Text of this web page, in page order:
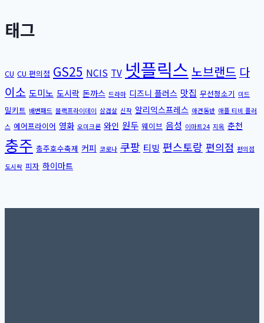
태그
CU CU 편의점 GS25 NCIS TV 넷플릭스 노브랜드 다
이소 도미노 도시락 돈까스 드라마 디즈니 플러스 맛집 무선청소기 미드
밀키트 배변패드 블랙프라이데이 삼겹살 신작 알리익스프레스 애견동반 애플 티비 플러
스 에어프라이어 영화 오미크론 와인 원두 웨이브 음성 이마트24 지옥 춘천
충주 충주호수축제 커피 코로나 쿠팡 티빙 편스토랑 편의점 편의점
도시락 피자 하이마트